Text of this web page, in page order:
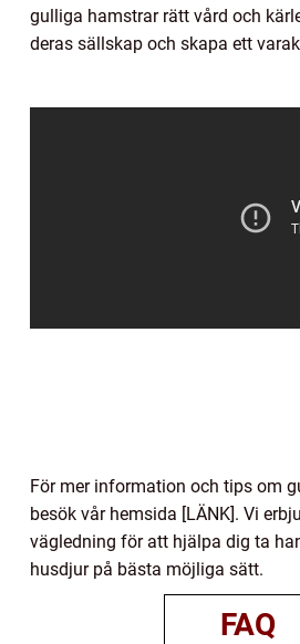
gulliga hamstrar rätt vård och
deras sällskap och skapa ett
För mer information och tips om
besök vår hemsida [LÄNK]. Vi
vägledning för att hjälpa dig ta
husdjur på bästa möjliga sätt.
FAQ